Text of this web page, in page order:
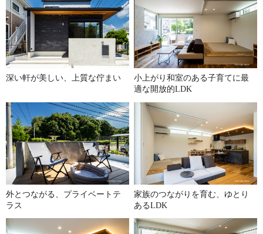
深い軒が美しい、上質な佇まい
小上がり和室のある子育てに最
適な開放的LDK
外とつながる、プライベートテ
ラス
家族のつながりを育む、ゆとり
あるLDK